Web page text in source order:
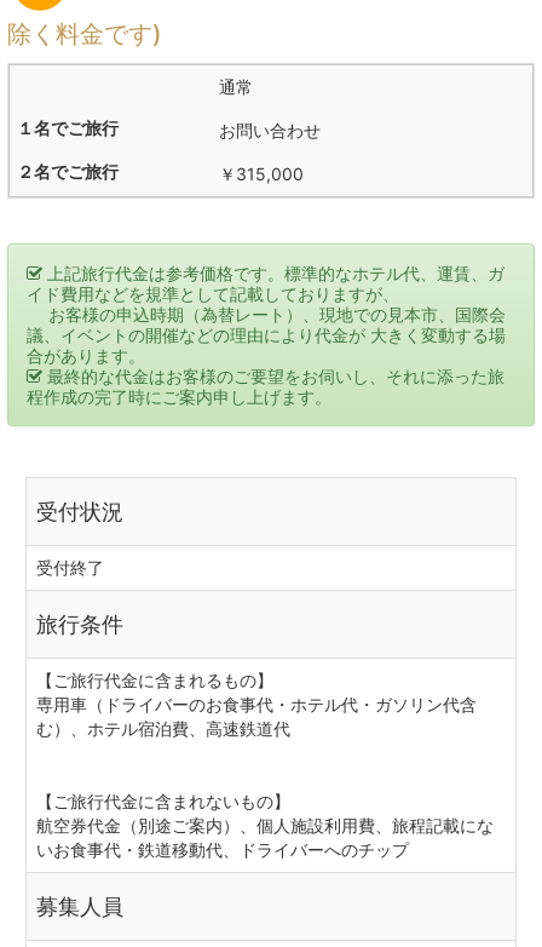
除く料金です)
通常
お問い合わせ
￥315,000
上記旅行代金は参考価格です。標準的なホテル代、運賃、ガ
イド費用などを規準として記載しておりますが、
お客様の申込時期（為替レート）、現地での見本市、国際会
議、イベントの開催などの理由により代金が 大きく変動する場
合があります。
最終的な代金はお客様のご要望をお伺いし、それに添った旅
程作成の完了時にご案内申し上げます。
受付状況
受付終了
旅行条件
【ご旅行代金に含まれるもの】
専用車（ドライバーのお食事代・ホテル代・ガソリン代含
む）、ホテル宿泊費、高速鉄道代
【ご旅行代金に含まれないもの】
航空券代金（別途ご案内）、個人施設利用費、旅程記載にな
いお食事代・鉄道移動代、ドライバーへのチップ
募集人員